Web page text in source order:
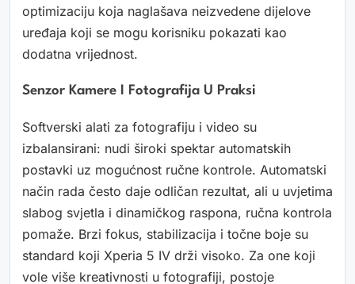
optimizaciju koja naglašava neizvedene dijelove
uređaja koji se mogu korisniku pokazati kao
dodatna vrijednost.
Senzor Kamere I Fotografija U Praksi
Softverski alati za fotografiju i video su
izbalansirani: nudi široki spektar automatskih
postavki uz mogućnost ručne kontrole. Automatski
način rada često daje odličan rezultat, ali u uvjetima
slabog svjetla i dinamičkog raspona, ručna kontrola
pomaže. Brzi fokus, stabilizacija i točne boje su
standard koji Xperia 5 IV drži visoko. Za one koji
vole više kreativnosti u fotografiji, postoje